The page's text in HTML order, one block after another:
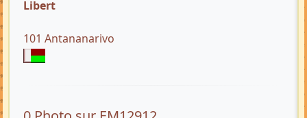
Libert
101 Antananarivo